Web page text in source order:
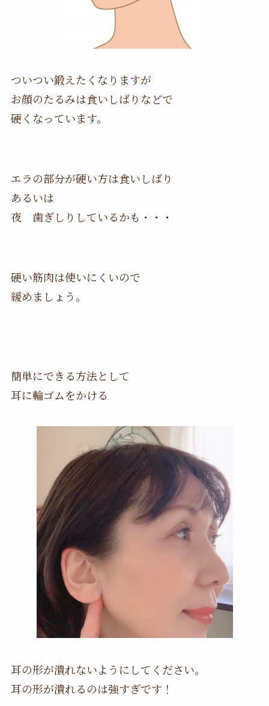
ついつい鍛えたくなりますが
お顔のたるみは食いしばりなどで
硬くなっています。
エラの部分が硬い方は食いしばり
あるいは
夜 歯ぎしりしているかも・・・
硬い筋肉は使いにくいので
緩めましょう。
簡単にできる方法として
耳に輪ゴムをかける
耳の形が潰れないようにしてください。
耳の形が潰れるのは強すぎです！